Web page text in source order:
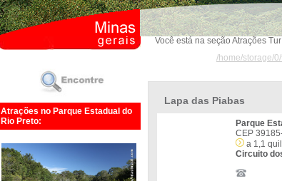
Atrações no Parque Estadual do
Rio Preto:
Você está na seção Atrações
/home/storage/
Lapa das Piabas
Parque
CEP
a 1,1
Circuito